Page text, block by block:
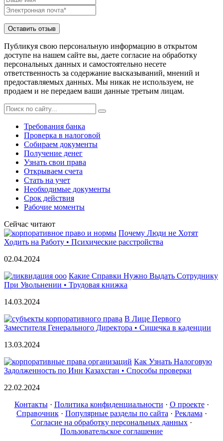
Публикуя свою персональную информацию в открытом
доступе на нашем сайте вы, даете согласие на обработку
персональных данных и самостоятельно несете
ответственность за содержание высказываний, мнений и
предоставляемых данных. Мы никак не используем, не
продаем и не передаем ваши данные третьим лицам.
Требования банка
Проверка в налоговой
Собираем документы
Получение денег
Узнать свои права
Открываем счета
Стать на учет
Необходимые документы
Срок действия
Рабочие моменты
Сейчас читают
Почему Люди не Хотят
Ходить на Работу • Психические расстройства
02.04.2024
Какие Справки Нужно Выдать Сотруднику
При Увольнении • Трудовая книжка
14.03.2024
В Лице Первого
Заместителя Генерального Директора • Сишечка в каденции
13.03.2024
Как Узнать Налоговую
Задолженность по Инн Казахстан • Способы проверки
22.02.2024
Контакты· Политика конфиденциальности · О проекте·
Справочник· Популярные разделы по сайта · Реклама ·
Согласие на обработку персональных данных ·
Пользовательское соглашение